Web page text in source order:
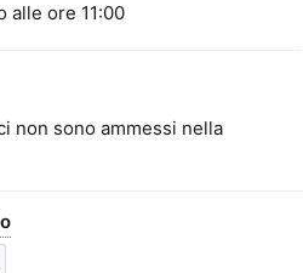
alle ore 11:00
non sono ammessi nella